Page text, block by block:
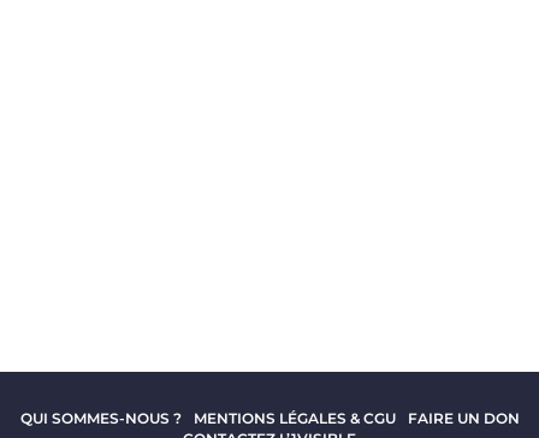
QUI SOMMES-NOUS ? MENTIONS LÉGALES & CGU
FAIRE UN DON